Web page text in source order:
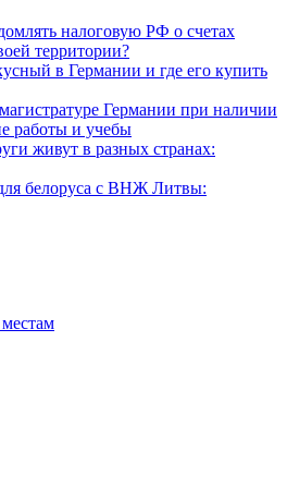
налоговую РФ о счетах
территории?
в Германии и где его купить
Германии при наличии
работы и учебы
живут в разных странах:
белоруса с ВНЖ Литвы: